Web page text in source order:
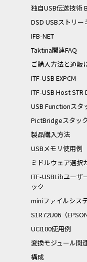
独自USB伝送技術
DSD USBストリー
IFB-NET
Taktina関連FAQ
ご購入方法と通販
ITF-USB EXPCM
ITF-USB Host STR
USB Functionスタ
PictBridgeスタッ
製品購入方法
USBメモリ使用例
ミドルウェア選択
ITF-USBLibユー
ック
miniファイルシス
S1R72U06（
UCI100使用例
変換モジュール関
構成